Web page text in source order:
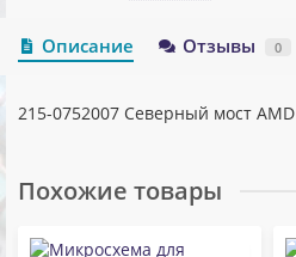
Описание Отзывы 0
215-0752007 Северный мост AMD
Похожие товары